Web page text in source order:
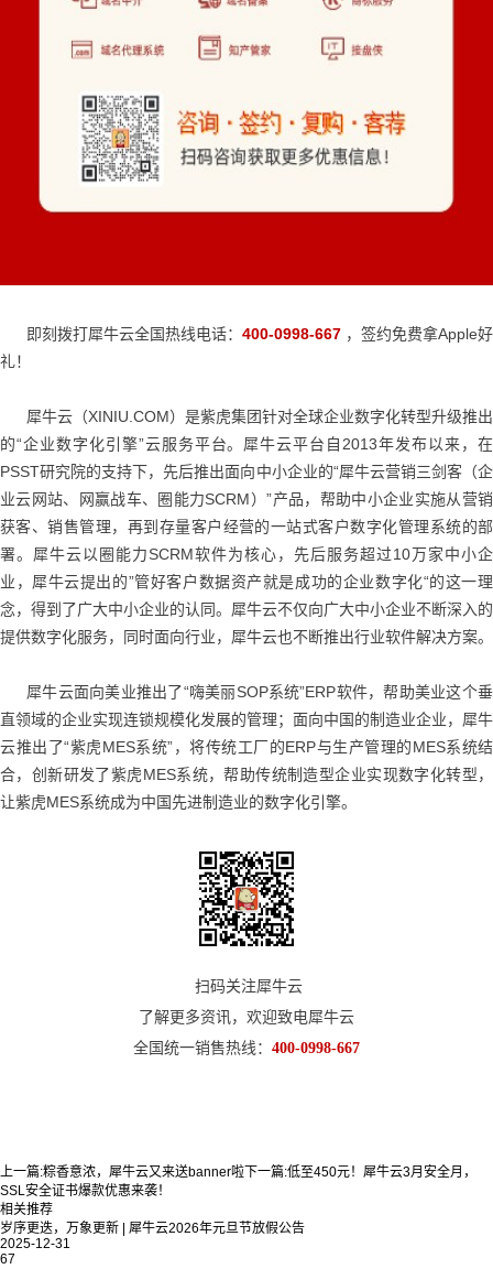
即刻拨打犀牛云全国热线电话： 400-0998-667 ，签约免费拿Apple好
礼！
犀牛云（XINIU.COM）是紫虎集团针对全球企业数字化转型升级推出
的“企业数字化引擎”云服务平台。犀牛云平台自2013年发布以来，在
PSST研究院的支持下，先后推出面向中小企业的“犀牛云营销三剑客（企
业云网站、网赢战车、圈能力SCRM）”产品，帮助中小企业实施从营销
获客、销售管理，再到存量客户经营的一站式客户数字化管理系统的部
署。犀牛云以圈能力SCRM软件为核心，先后服务超过10万家中小企
业，犀牛云提出的”管好客户数据资产就是成功的企业数字化“的这一理
念，得到了广大中小企业的认同。犀牛云不仅向广大中小企业不断深入的
提供数字化服务，同时面向行业，犀牛云也不断推出行业软件解决方案。
犀牛云面向美业推出了“嗨美丽SOP系统”ERP软件，帮助美业这个垂
直领域的企业实现连锁规模化发展的管理；面向中国的制造业企业，犀牛
云推出了“紫虎MES系统”，将传统工厂的ERP与生产管理的MES系统结
合，创新研发了紫虎MES系统，帮助传统制造型企业实现数字化转型，
让紫虎MES系统成为中国先进制造业的数字化引擎。
扫码关注犀牛云
了解更多资讯，欢迎致电犀牛云
全国统一销售热线： 400-0998-667
上一篇:粽香意浓，犀牛云又来送banner啦 下一篇:低至450元！犀牛云3月安全月，
SSL安全证书爆款优惠来袭！
相关推荐
岁序更迭，万象更新 | 犀牛云2026年元旦节放假公告
2025-12-31
67